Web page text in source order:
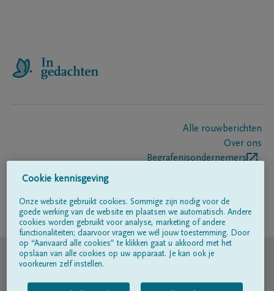
Alle rouwberichten
Over ons
Begrafenisondernemers
Volg ons op
© DELA
Gebruiksvoorwaarden
Cookie kennisgeving
Onze website gebruikt cookies. Sommige zijn nodig voor de
goede werking van de website en plaatsen we automatisch. Andere
cookies worden gebruikt voor analyse, marketing of andere
functionaliteiten; daarvoor vragen we wél jouw toestemming. Door
op “Aanvaard alle cookies” te klikken gaat u akkoord met het
opslaan van alle cookies op uw apparaat. Je kan ook je
voorkeuren zelf instellen.